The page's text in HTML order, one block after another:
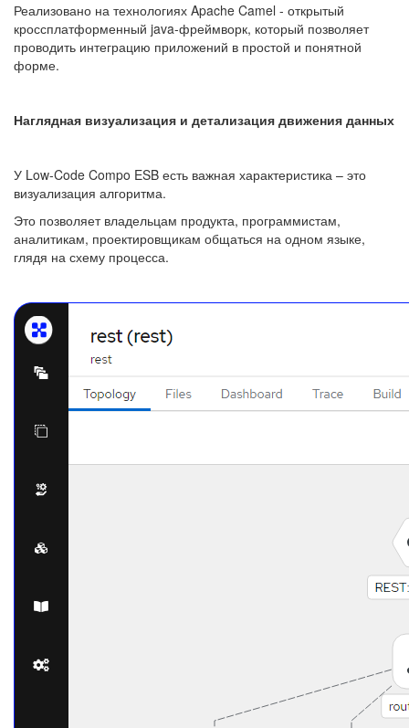
Реализовано на технологиях Apache Camel - открытый
кроссплатформенный java-фреймворк, который позволяет
проводить интеграцию приложений в простой и понятной
форме.
Наглядная визуализация и детализация движения данных
У Low-Code Compo ESB есть важная характеристика – это
визуализация алгоритма.
Это позволяет владельцам продукта, программистам,
аналитикам, проектировщикам общаться на одном языке,
глядя на схему процесса.